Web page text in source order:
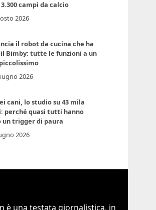
campi da calcio
2026
il robot da cucina che ha
Bimby: tutte le funzioni a un
2026
cani, lo studio su 43 mila
perché quasi tutti hanno
un trigger di paura
2026
è una testata giornalistica, in